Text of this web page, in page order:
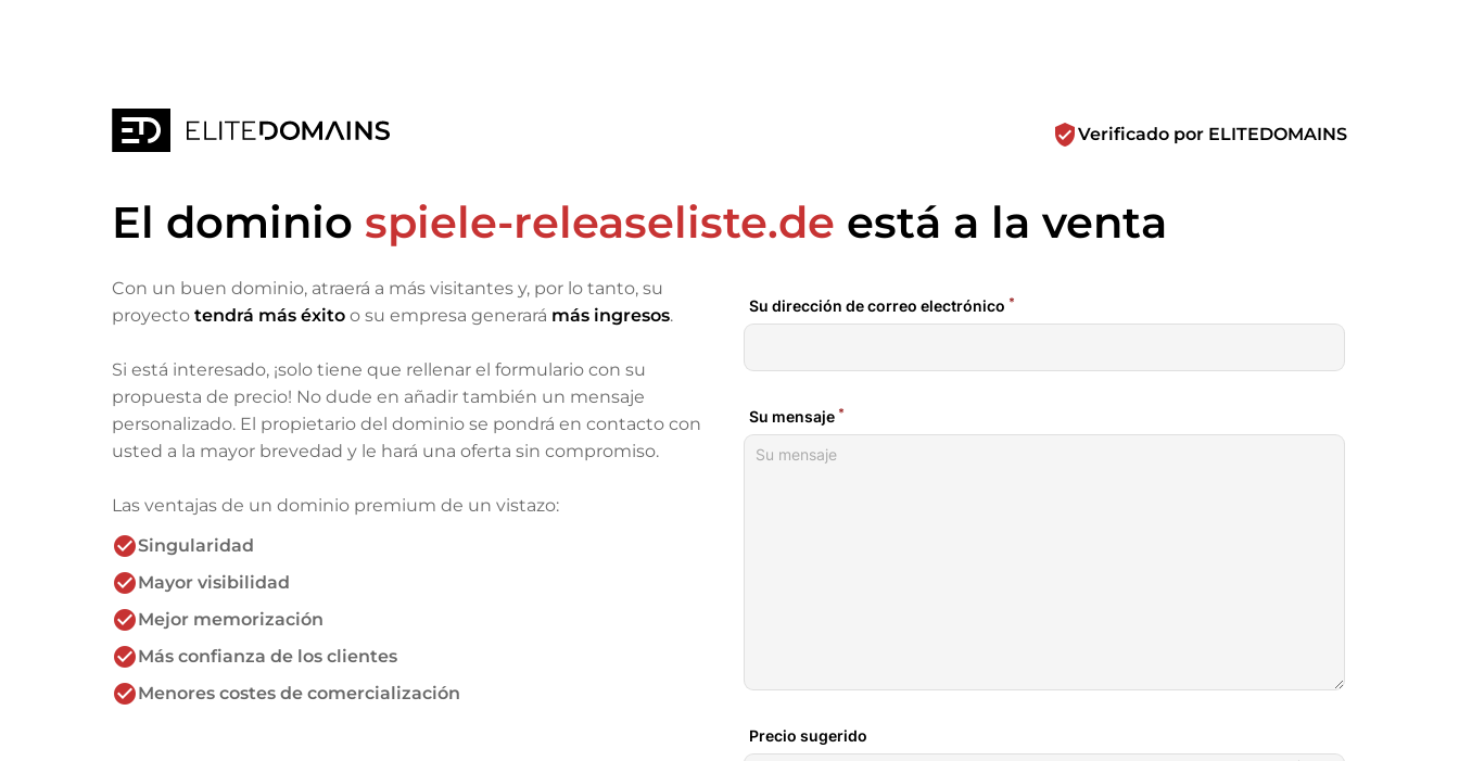
verified_userVerificado por ELITEDOMAINS
El dominio spiele-releaseliste.de está a la venta
Con un buen dominio, atraerá a más visitantes y, por lo tanto, su
proyecto tendrá más éxito o su empresa generará más ingresos.
Si está interesado, ¡solo tiene que rellenar el formulario con su
propuesta de precio! No dude en añadir también un mensaje
personalizado. El propietario del dominio se pondrá en contacto con
usted a la mayor brevedad y le hará una oferta sin compromiso.
Las ventajas de un dominio premium de un vistazo:
check_circleSingularidad
check_circleMayor visibilidad
check_circleMejor memorización
check_circleMás confianza de los clientes
check_circleMenores costes de comercialización